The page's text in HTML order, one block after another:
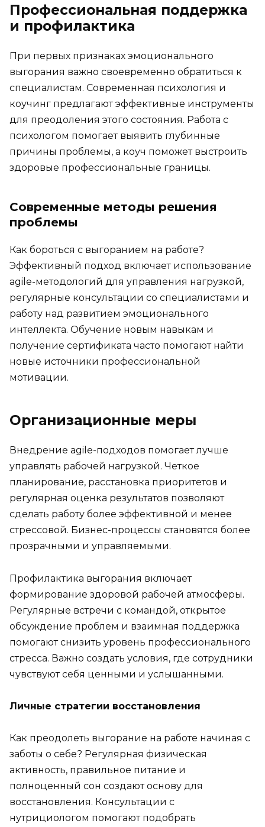
Профессиональная поддержка
и профилактика
При первых признаках эмоционального
выгорания важно своевременно обратиться к
специалистам. Современная психология и
коучинг предлагают эффективные инструменты
для преодоления этого состояния. Работа с
психологом помогает выявить глубинные
причины проблемы, а коуч поможет выстроить
здоровые профессиональные границы.
Современные методы решения
проблемы
Как бороться с выгоранием на работе?
Эффективный подход включает использование
agile-методологий для управления нагрузкой,
регулярные консультации со специалистами и
работу над развитием эмоционального
интеллекта. Обучение новым навыкам и
получение сертификата часто помогают найти
новые источники профессиональной
мотивации.
Организационные меры
Внедрение agile-подходов помогает лучше
управлять рабочей нагрузкой. Четкое
планирование, расстановка приоритетов и
регулярная оценка результатов позволяют
сделать работу более эффективной и менее
стрессовой. Бизнес-процессы становятся более
прозрачными и управляемыми.
Профилактика выгорания включает
формирование здоровой рабочей атмосферы.
Регулярные встречи с командой, открытое
обсуждение проблем и взаимная поддержка
помогают снизить уровень профессионального
стресса. Важно создать условия, где сотрудники
чувствуют себя ценными и услышанными.
Личные стратегии восстановления
Как преодолеть выгорание на работе начиная с
заботы о себе? Регулярная физическая
активность, правильное питание и
полноценный сон создают основу для
восстановления. Консультации с
нутрициологом помогают подобрать